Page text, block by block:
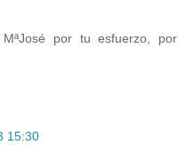
por tu esfuerzo, por
15:30